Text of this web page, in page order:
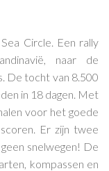
Circle. Een rally
naar de
De tocht van 8.500
in 18 dagen. Met
voor het goede
Er zijn twee
snelwegen! De
kompassen en